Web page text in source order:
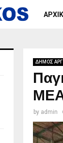
ΔΗΜΟΣ
ΜΕΑ
by admin